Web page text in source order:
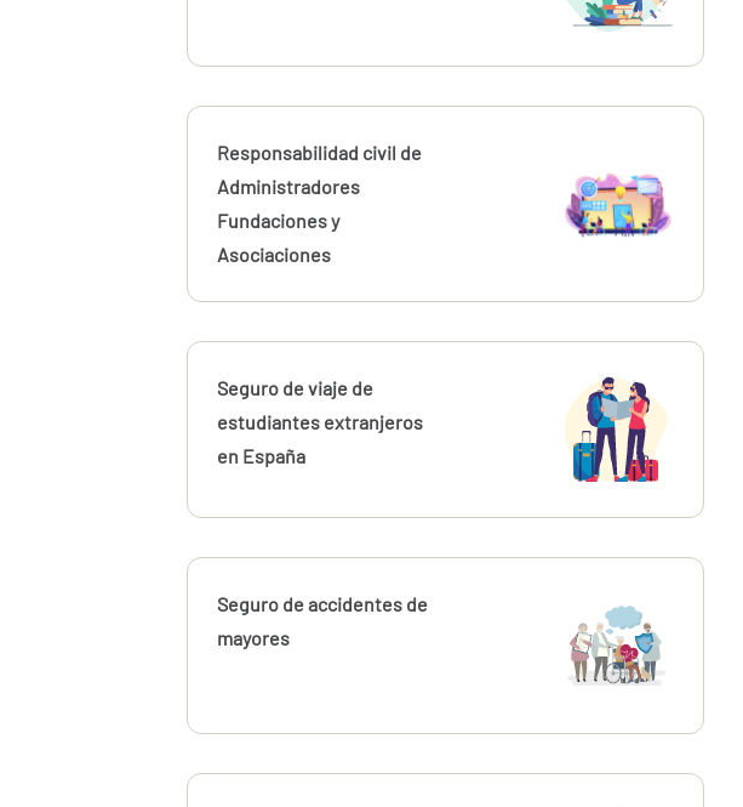
Responsabilidad civil de
Administradores
Fundaciones y
Asociaciones
Seguro de viaje de
estudiantes extranjeros
en España
Seguro de accidentes de
mayores